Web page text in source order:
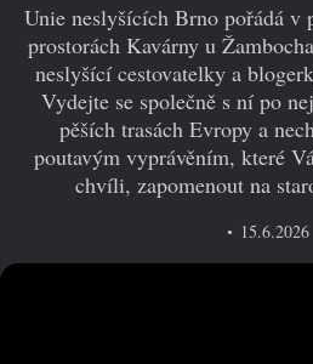
Unie neslyšících Brno pořádá v
prostorách Kavárny u
neslyšící cestovatelky a
Vydejte se společně s ní po
pěších trasách Evropy a
poutavým vyprávěním, které
chvíli, zapomenout na
15.6.2026